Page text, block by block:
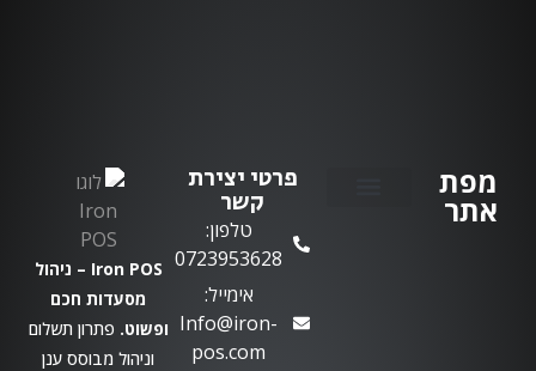
Iron POS – ניהול
מסעדות חכם
ופשוט. פתרון תשלום
וניהול מבוסס ענן
פרטי יצירת
קשר
טלפון:
0723953628
אימייל:
Info@iron-
pos.com
מפת
אתר